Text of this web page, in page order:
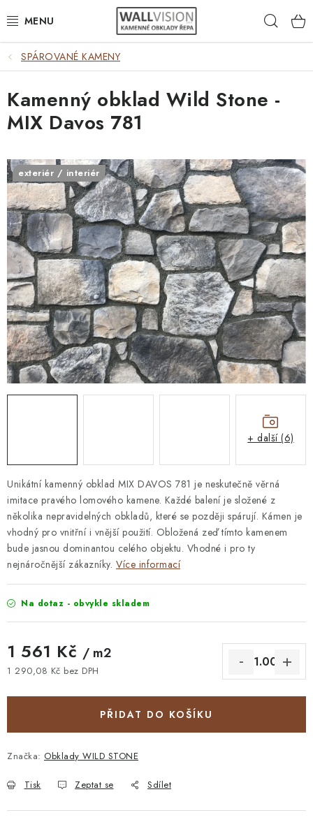
na
EXTERIÉR / INTERIÉR
VÝBĚR DLE MATERIÁLU
VÝBĚR DLE BAREV
ČASTO HLEDÁTE
INSPIRACE
DLAŽBA
PLOTY
STAVEBNÍ CHEMIE
VZORKOVÉ OBKLADY
SPÁROVANÉ KAMENY
Unikátní kamenný obklad MIX DAVOS 781 je neskutečně věrná
imitace pravého lomového kamene. Každé balení je složené z
několika nepravidelných obkladů, které se později spárují. Kámen je
vhodný pro vnitřní i vnější použití. Obložená zeď tímto kamenem
bude jasnou dominantou celého objektu. Vhodné i pro ty
nejnáročnější zákazníky. Více informací
Na dotaz - obvykle skladem
1 561 Kč / m2
1 290,08 Kč bez DPH
PŘIDAT DO KOŠÍKU
Značka: Obklady WILD STONE
Tisk Zeptat se Sdílet
Kamenný obklad Wild Stone -
MIX Davos 781
exteriér / interiér
+ další (6)